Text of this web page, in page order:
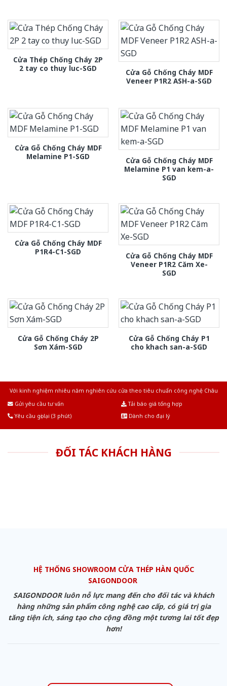
Cửa Thép Chống Cháy 2P
2 tay co thuy luc-SGD
Cửa Gỗ Chống Cháy MDF
Veneer P1R2 ASH-a-SGD
Cửa Gỗ Chống Cháy MDF
Melamine P1-SGD
Cửa Gỗ Chống Cháy MDF
Melamine P1 van kem-a-
SGD
Cửa Gỗ Chống Cháy MDF
P1R4-C1-SGD
Cửa Gỗ Chống Cháy MDF
Veneer P1R2 Căm Xe-
SGD
Cửa Gỗ Chống Cháy 2P
Sơn Xám-SGD
Cửa Gỗ Chống Cháy P1
cho khach san-a-SGD
Với kinh nghiệm nhiêu năm nghiên cứu cửa theo tiêu chuẩn công nghệ Châu
Gửi yêu cầu tư vấn
Tải báo giá tổng hợp
Yêu cầu gọi lại (3 phút)
Dành cho đại lý
ĐỐI TÁC KHÁCH HÀNG
HỆ THỐNG SHOWROOM CỬA THÉP HÀN QUỐC
SAIGONDOOR
SAIGONDOOR luôn nỗ lực mang đến cho đối tác và khách
hàng những sản phẩm công nghệ cao cấp, có giá trị gia
tăng tiện ích, sáng tạo cho cộng đồng một tương lai tốt đẹp
hơn!